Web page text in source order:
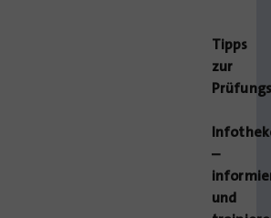
Tipps
zur
–
und